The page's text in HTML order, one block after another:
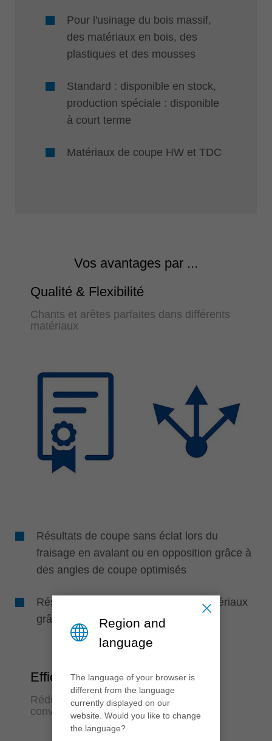
Pour l'usinage du bois massif,
des matériaux en bois, des
plastiques et des mousses
Standard : disponible en stock,
production spéciale : disponible
à court terme
Matériaux de coupe HW et TDC
Vos avantages par ...
Qualité & Flexibilité
Chants et arêtes parfaites dans différents
matériaux
Résultats de coupe sans éclat lors du
fraisage en avalant ou en opposition grâce à
des angles de coupe optimisés
Résultats optimaux dans tous les matériaux
grâce au matériau de coupe adapté
Efficience
Réduction des opérations de reprise,
convivialité d'utilisation maximale
Region and
language
The language of your browser is
different from the language
currently displayed on our
website. Would you like to change
the language?